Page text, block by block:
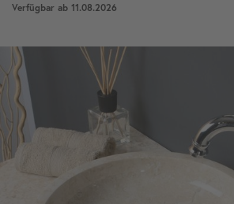
Verfügbar ab 11.08.2026